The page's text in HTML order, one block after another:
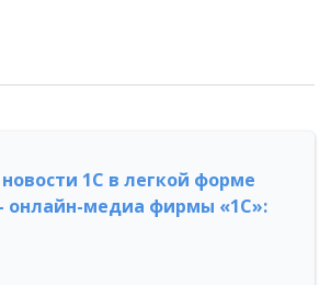
1С в легкой форме
онлайн-медиа фирмы «1С»: